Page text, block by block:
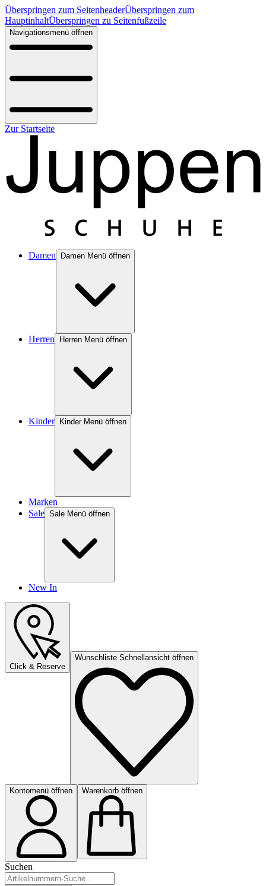
Überspringen zum SeitenheaderÜberspringen zum
HauptinhaltÜberspringen zu Seitenfußzeile
Navigationsmenü öffnen
Zur Startseite
Damen Damen Menü öffnen
Herren Herren Menü öffnen
Kinder Kinder Menü öffnen
Marken
Sale Sale Menü öffnen
New In
Click & Reserve
Wunschliste Schnellansicht öffnen
Kontomenü öffnen Warenkorb öffnen
Suchen